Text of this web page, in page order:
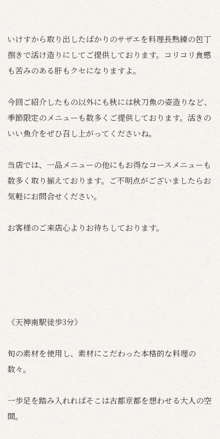
いけすから取り出したばかりのサザエを料理長熟練の包丁
捌きで活け造りにしてご提供しております。コリコリ食感
も苦みのある肝もクセになりますよ。
今回ご紹介したもの以外にも秋には秋刀魚の姿造りなど、
季節限定のメニューも数多くご提供しております。活きの
いい魚介をぜひ召し上がってくださいね。
当店では、一品メニューの他にもお得なコースメニューも
数多く取り揃えております。ご不明点がございましたらお
気軽にお問合せください。
お客様のご来店心よりお待ちしております。
《天神南駅徒歩3分》
旬の素材を使用し、素材にこだわった本格的な料理の
数々。
一歩足を踏み入れればそこは古都京都を想わせる大人の空
間。